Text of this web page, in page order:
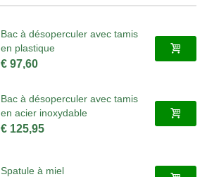
Bac à désoperculer avec tamis
en plastique
€ 97,60
Bac à désoperculer avec tamis
en acier inoxydable
€ 125,95
Spatule à miel